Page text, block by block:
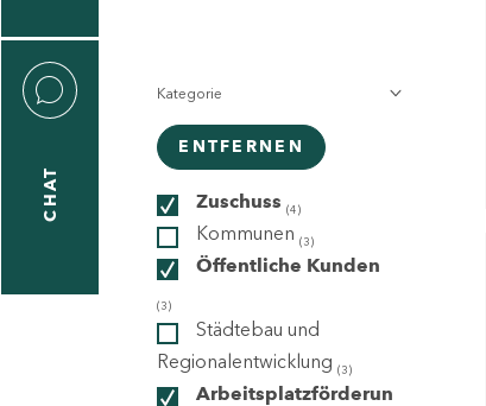
CHAT
Kategorie
ENTFERNEN
Zuschuss (4)
Kommunen (3)
Öffentliche Kunden
(3)
Städtebau und
Regionalentwicklung (3)
Arbeitsplatzförderun